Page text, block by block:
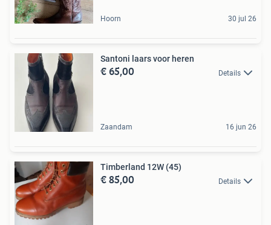
Hoorn 30 jul 26
Santoni laars voor heren
€ 65,00 Details
Zaandam 16 jun 26
Timberland 12W (45)
€ 85,00 Details